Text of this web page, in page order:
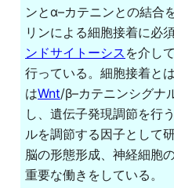
ンとα–カテニンとの結合
リンによる細胞接着に必
ンドサイトーシス を介し
行っている。細胞接着と
はWnt/β–カテニンシグナ
し、遺伝子発現調節を行
ルを調節する因子として
脳の形態形成、神経細胞の
重要な働きをしている。